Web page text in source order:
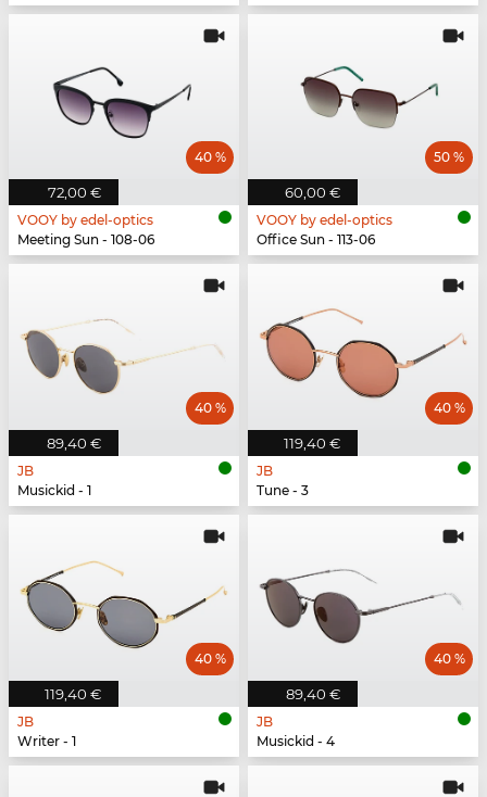
72,00 €
40 %
VOOY by edel-optics
Meeting Sun - 108-06
60,00 €
50 %
VOOY by edel-optics
Office Sun - 113-06
89,40 €
40 %
JB
Musickid - 1
119,40 €
40 %
JB
Tune - 3
119,40 €
40 %
JB
Writer - 1
89,40 €
40 %
JB
Musickid - 4